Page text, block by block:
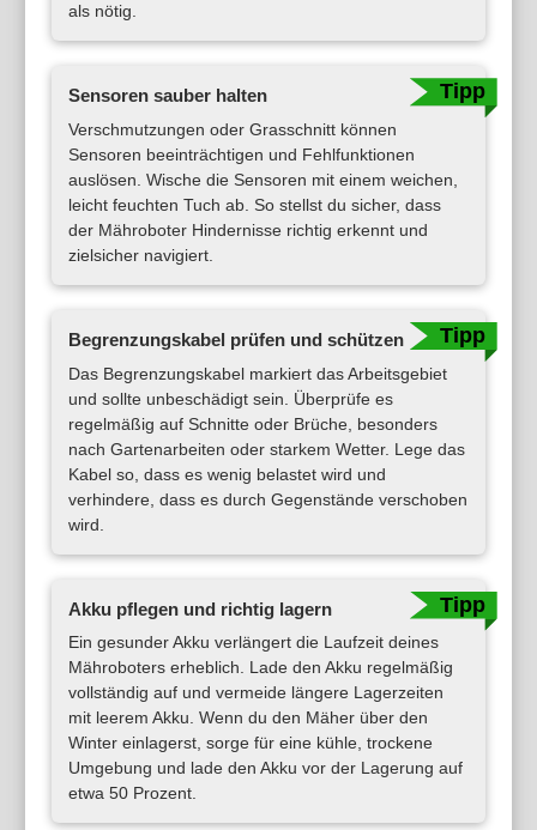
als nötig.
Sensoren sauber halten
Verschmutzungen oder Grasschnitt können
Sensoren beeinträchtigen und Fehlfunktionen
auslösen. Wische die Sensoren mit einem weichen,
leicht feuchten Tuch ab. So stellst du sicher, dass
der Mähroboter Hindernisse richtig erkennt und
zielsicher navigiert.
Begrenzungskabel prüfen und schützen
Das Begrenzungskabel markiert das Arbeitsgebiet
und sollte unbeschädigt sein. Überprüfe es
regelmäßig auf Schnitte oder Brüche, besonders
nach Gartenarbeiten oder starkem Wetter. Lege das
Kabel so, dass es wenig belastet wird und
verhindere, dass es durch Gegenstände verschoben
wird.
Akku pflegen und richtig lagern
Ein gesunder Akku verlängert die Laufzeit deines
Mähroboters erheblich. Lade den Akku regelmäßig
vollständig auf und vermeide längere Lagerzeiten
mit leerem Akku. Wenn du den Mäher über den
Winter einlagerst, sorge für eine kühle, trockene
Umgebung und lade den Akku vor der Lagerung auf
etwa 50 Prozent.